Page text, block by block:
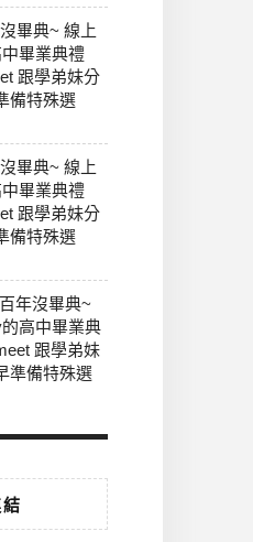
畢典~ 線上
畢業典禮
跟學弟妹分
備特殊選
畢典~ 線上
畢業典禮
跟學弟妹分
備特殊選
年沒畢典~
高中畢業典
跟學弟妹
準備特殊選